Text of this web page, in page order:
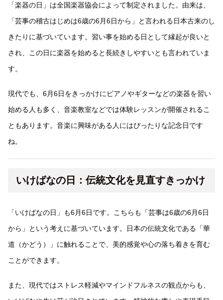
「楽器の日」は全国楽器協会によって制定されました。由来は、
「芸事の稽古はじめは6歳の6月6日から」と言われる日本古来のし
きたりに基づいています。習い事を始める日として縁起が良いと
され、この日に楽器を始めると長続きしやすいとも言われていま
す。
現代でも、6月6日をきっかけにピアノやギターなどの楽器を習い
始める人も多く、音楽教室などでは体験レッスンが開催されるこ
ともあります。音楽に興味がある人にはぴったりな記念日です
ね。
いけばなの日：伝統文化を見直すきっかけ
「いけばなの日」も6月6日です。こちらも「芸事は6歳の6月6日
から」という考えに基づいています。日本の伝統文化である「華
道（かどう）」に触れることで、美的感覚や心の落ち着きを育む
ことができます。
また、現代ではストレス軽減やマインドフルネスの観点からも、